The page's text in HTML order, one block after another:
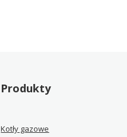
Produkty
Kotły gazowe